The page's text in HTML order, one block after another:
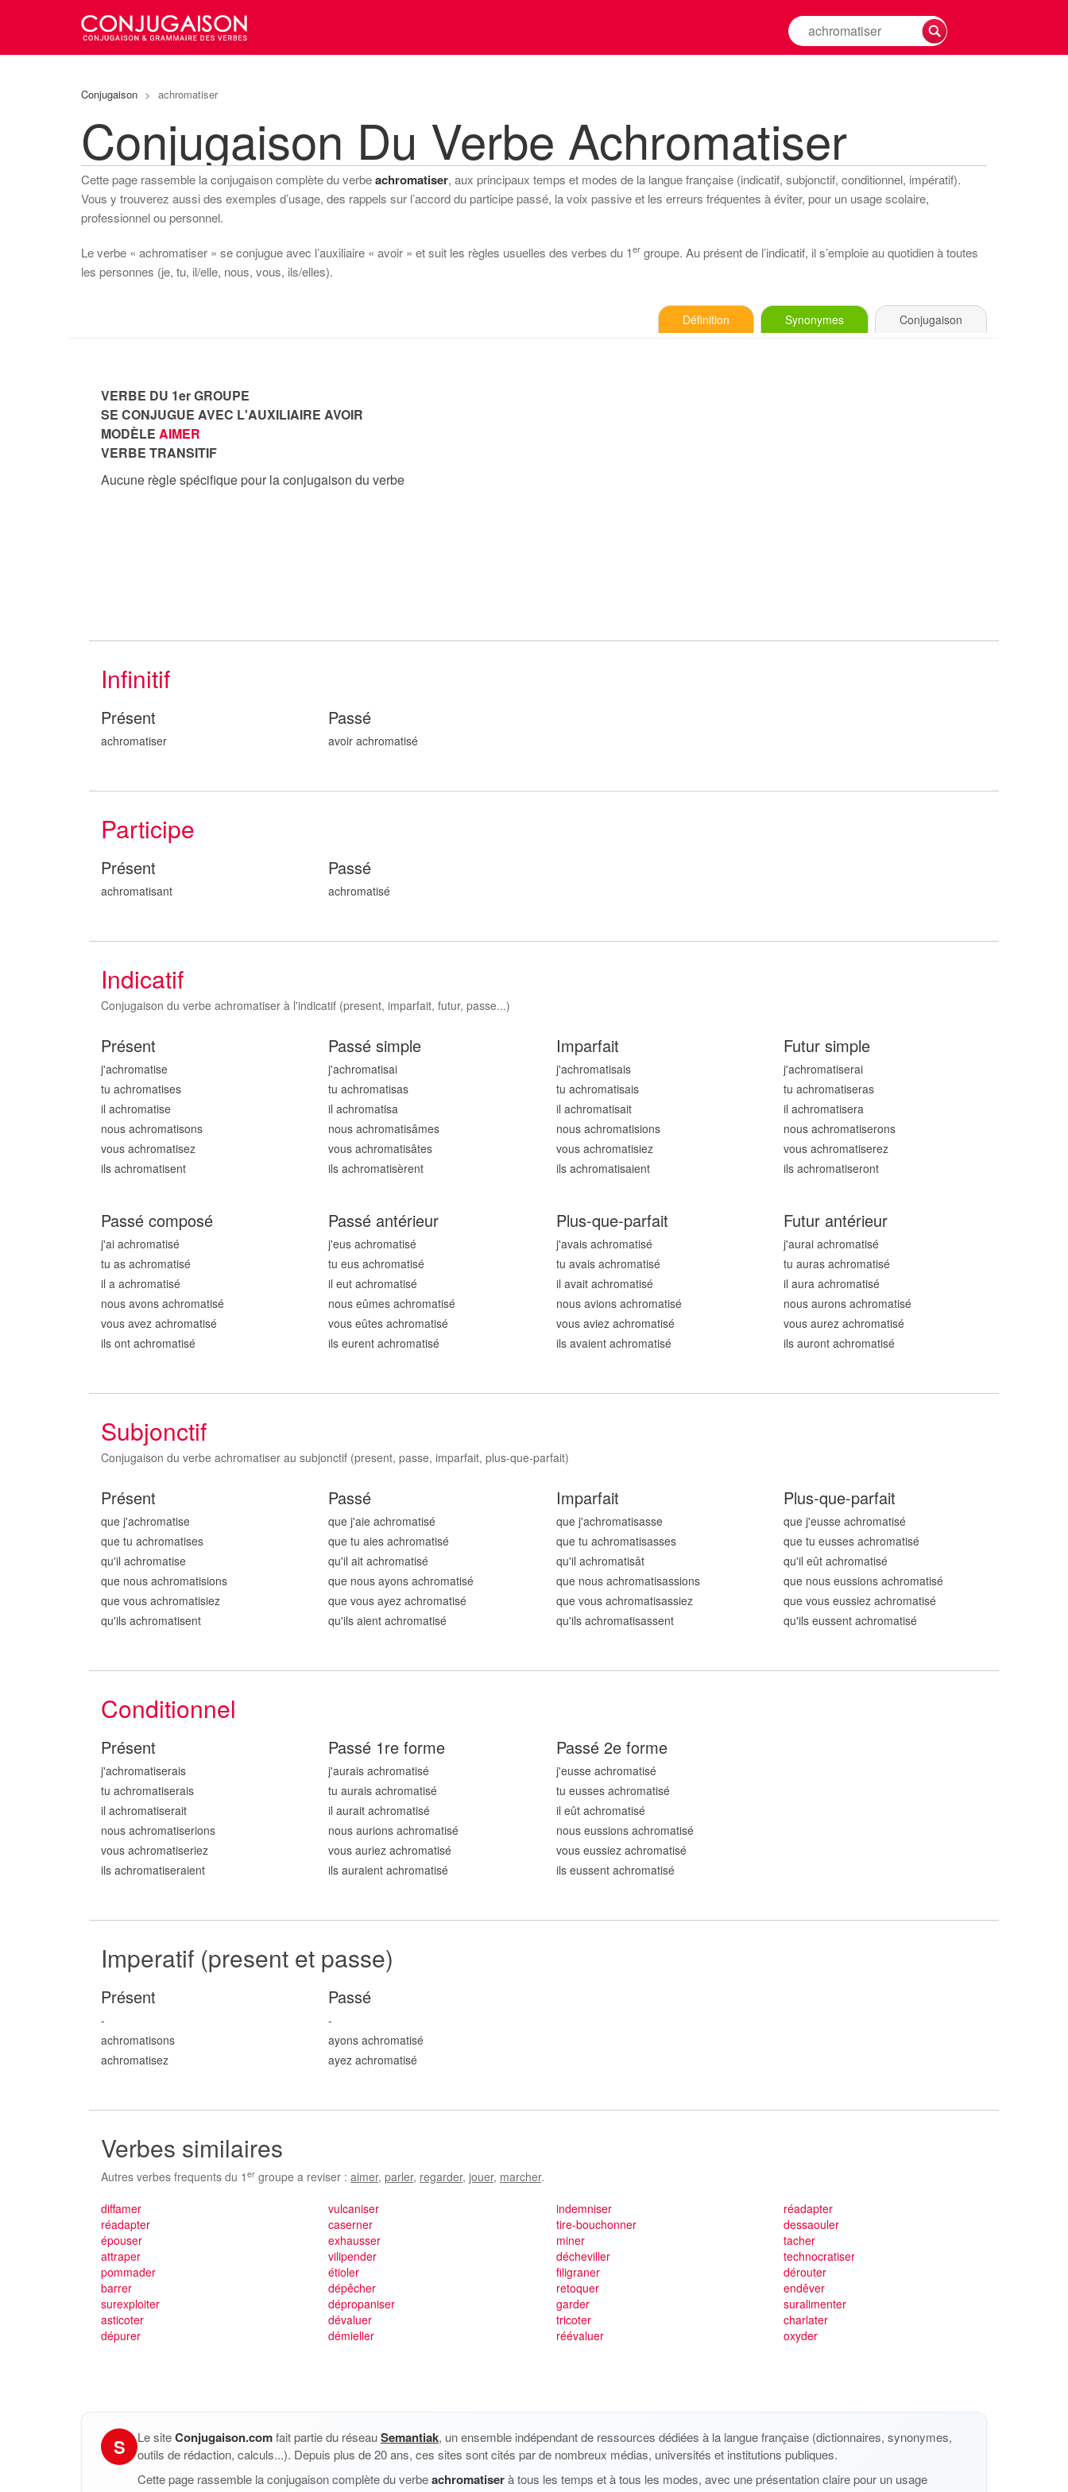
Rechercher
la
Conjugaison > achromatiser
Conjugaison Du Verbe Achromatiser
Cette page rassemble la conjugaison complète du verbeachromatiser, aux principaux temps et modes de la langue française (indicatif, subjonctif, conditionnel, impératif).
Vous y trouverez aussi des exemples d’usage, des rappels sur l’accord du participe passé, la voix passive et les erreurs fréquentes à éviter, pour un usage scolaire,
professionnel ou personnel.
Le verbe « achromatiser » se conjugue avec l’auxiliaire « avoir » et suit les règles usuelles des verbes du 1er groupe. Au présent de l’indicatif, il s’emploie au quotidien à toutes
les personnes (je, tu, il/elle, nous, vous, ils/elles).
Définition Synonymes Conjugaison
VERBE DU 1er GROUPE
SE CONJUGUE AVEC L'AUXILIAIRE AVOIR
MODÈLE AIMER
VERBE TRANSITIF
Aucune règle spécifique pour la conjugaison du verbe
Infinitif
Présent
achromatiser
Passé
avoir achromatisé
Participe
Présent
achromatisant
Passé
achromatisé
Indicatif
Conjugaison du verbe achromatiser à l'indicatif (present, imparfait, futur, passe...)
Présent
j'achromatise
tu achromatises
il achromatise
nous achromatisons
vous achromatisez
ils achromatisent
Passé simple
j'achromatisai
tu achromatisas
il achromatisa
nous achromatisâmes
vous achromatisâtes
ils achromatisèrent
Imparfait
j'achromatisais
tu achromatisais
il achromatisait
nous achromatisions
vous achromatisiez
ils achromatisaient
Futur simple
j'achromatiserai
tu achromatiseras
il achromatisera
nous achromatiserons
vous achromatiserez
ils achromatiseront
Passé composé
j'ai achromatisé
tu as achromatisé
il a achromatisé
nous avons achromatisé
vous avez achromatisé
ils ont achromatisé
Passé antérieur
j'eus achromatisé
tu eus achromatisé
il eut achromatisé
nous eûmes achromatisé
vous eûtes achromatisé
ils eurent achromatisé
Plus-que-parfait
j'avais achromatisé
tu avais achromatisé
il avait achromatisé
nous avions achromatisé
vous aviez achromatisé
ils avaient achromatisé
Futur antérieur
j'aurai achromatisé
tu auras achromatisé
il aura achromatisé
nous aurons achromatisé
vous aurez achromatisé
ils auront achromatisé
Subjonctif
Conjugaison du verbe achromatiser au subjonctif (present, passe, imparfait, plus-que-parfait)
Présent
que j'achromatise
que tu achromatises
qu'il achromatise
que nous achromatisions
que vous achromatisiez
qu'ils achromatisent
Passé
que j'aie achromatisé
que tu aies achromatisé
qu'il ait achromatisé
que nous ayons achromatisé
que vous ayez achromatisé
qu'ils aient achromatisé
Imparfait
que j'achromatisasse
que tu achromatisasses
qu'il achromatisât
que nous achromatisassions
que vous achromatisassiez
qu'ils achromatisassent
Plus-que-parfait
que j'eusse achromatisé
que tu eusses achromatisé
qu'il eût achromatisé
que nous eussions achromatisé
que vous eussiez achromatisé
qu'ils eussent achromatisé
Conditionnel
Présent
j'achromatiserais
tu achromatiserais
il achromatiserait
nous achromatiserions
vous achromatiseriez
ils achromatiseraient
Passé 1re forme
j'aurais achromatisé
tu aurais achromatisé
il aurait achromatisé
nous aurions achromatisé
vous auriez achromatisé
ils auraient achromatisé
Passé 2e forme
j'eusse achromatisé
tu eusses achromatisé
il eût achromatisé
nous eussions achromatisé
vous eussiez achromatisé
ils eussent achromatisé
Imperatif (present et passe)
Présent
-
achromatisons
achromatisez
Passé
-
ayons achromatisé
ayez achromatisé
Verbes similaires
Autres verbes frequents du 1 er groupe a reviser : aimer, parler, regarder, jouer, marcher.
diffamer
réadapter
épouser
attraper
pommader
barrer
surexploiter
asticoter
dépurer
vulcaniser
caserner
exhausser
vilipender
étioler
dépêcher
dépropaniser
dévaluer
démieller
indemniser
tire-bouchonner
miner
décheviller
filigraner
retoquer
garder
tricoter
réévaluer
réadapter
dessaouler
tacher
technocratiser
dérouter
endêver
suralimenter
charlater
oxyder
S Le siteConjugaison.comfait partie du réseauSemantiak, un ensemble indépendant de ressources dédiées à la langue française (dictionnaires, synonymes,
outils de rédaction, calculs...). Depuis plus de 20 ans, ces sites sont cités par de nombreux médias, universités et institutions publiques.
Cette page rassemble la conjugaison complète du verbeachromatiserà tous les temps et à tous les modes, avec une présentation claire pour un usage